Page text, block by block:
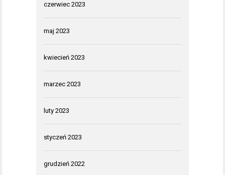
czerwiec 2023
maj 2023
kwiecień 2023
marzec 2023
luty 2023
styczeń 2023
grudzień 2022